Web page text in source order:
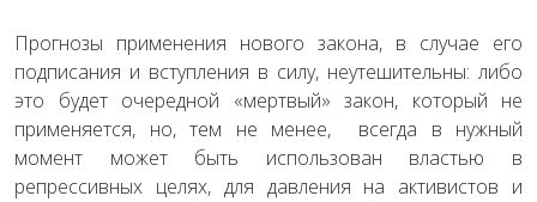
Прогнозы применения нового закона, в случае его
подписания и вступления в силу, неутешительны: либо
это будет очередной «мертвый» закон, который не
применяется, но, тем не менее, всегда в нужный
момент может быть использован властью в
репрессивных целях, для давления на активистов и